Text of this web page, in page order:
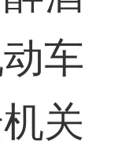
车
关